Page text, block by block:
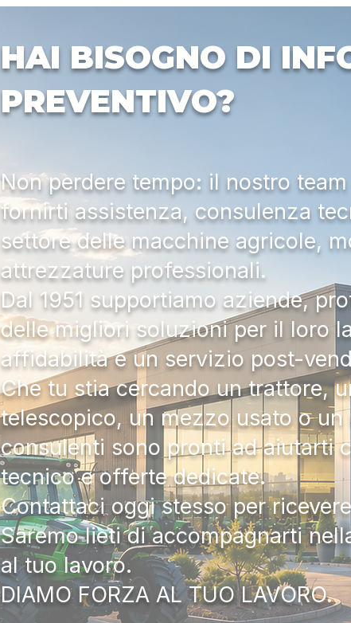
HAI BISOGNO DI
PREVENTIVO?
Non perdere tempo: il nostro
fornirti assistenza, consulenza
settore delle macchine agricole,
attrezzature professionali.
Dal 1951 supportiamo aziende,
delle migliori soluzioni per il loro
affidabilità e un servizio post-
Che tu stia cercando un trattore,
telescopico, un mezzo usato o
consulenti sono pronti ad aiutarti
tecnico e offerte dedicate.
Contattaci oggi stesso per
Saremo lieti di accompagnarti
al tuo lavoro.
DIAMO FORZA AL TUO LAVORO.